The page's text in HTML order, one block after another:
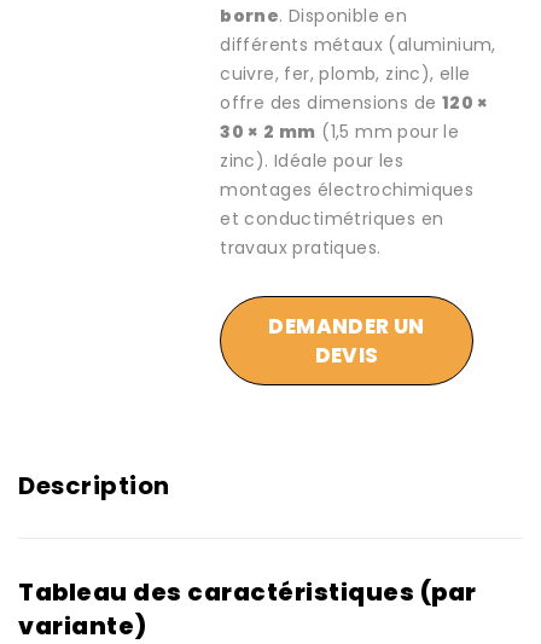
borne. Disponible en
différents métaux (aluminium,
cuivre, fer, plomb, zinc), elle
offre des dimensions de 120 ×
30 × 2 mm (1,5 mm pour le
zinc). Idéale pour les
montages électrochimiques
et conductimétriques en
travaux pratiques.
DEMANDER UN
DEVIS
Description
Tableau des caractéristiques (par
variante)